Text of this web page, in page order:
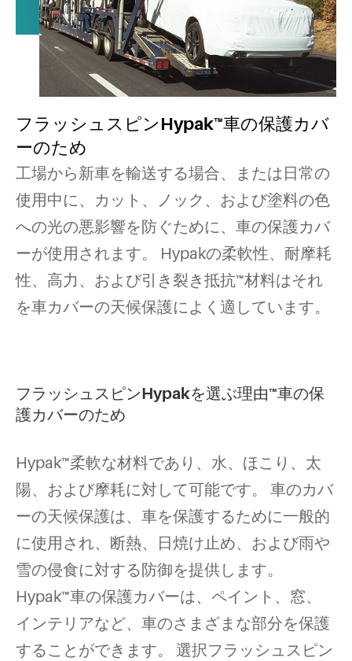
フラッシュスピンHypak™車の保護カバ
ーのため
工場から新車を輸送する場合、または日常の
使用中に、カット、ノック、および塗料の色
への光の悪影響を防ぐために、車の保護カバ
ーが使用されます。 Hypakの柔軟性、耐摩耗
性、高力、および引き裂き抵抗™材料はそれ
を車カバーの天候保護によく適しています。
フラッシュスピンHypakを選ぶ理由™車の保
護カバーのため
Hypak™柔軟な材料であり、水、ほこり、太
陽、および摩耗に対して可能です。 車のカバ
ーの天候保護は、車を保護するために一般的
に使用され、断熱、日焼け止め、および雨や
雪の侵食に対する防御を提供します。
Hypak™車の保護カバーは、ペイント、窓、
インテリアなど、車のさまざまな部分を保護
することができます。 選択フラッシュスピン